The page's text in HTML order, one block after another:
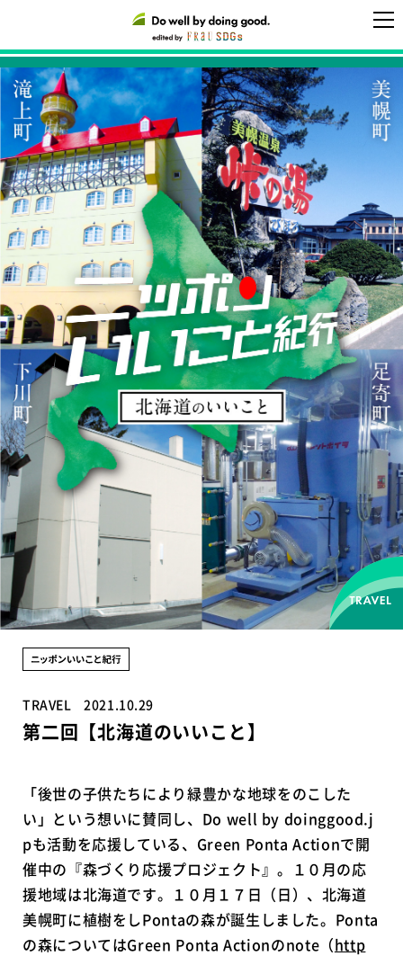
TRAVEL 2021.10.29
第二回【北海道のいいこと】
「後世の子供たちにより緑豊かな地球をのこした
い」という想いに賛同し、Do well by doinggood.j
pも活動を応援している、Green Ponta Actionで開
催中の『森づくり応援プロジェクト』。１０月の応
援地域は北海道です。１０月１７日（日）、北海道
美幌町に植樹をしPontaの森が誕生しました。Ponta
の森についてはGreen Ponta Actionのnote（http